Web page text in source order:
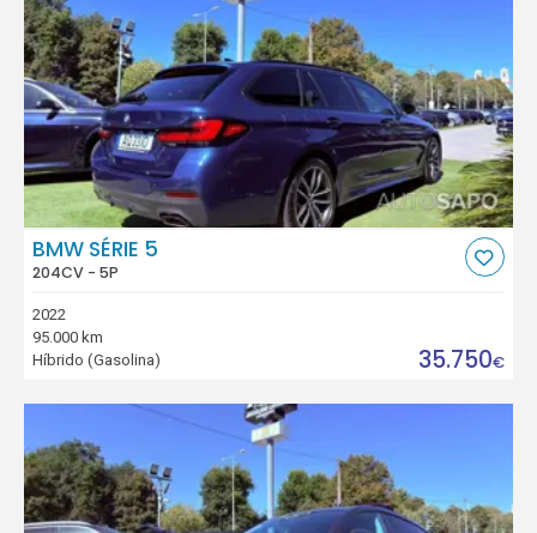
BMW SÉRIE 5
204CV - 5P
2022
95.000 km
Híbrido (Gasolina)
35.750€